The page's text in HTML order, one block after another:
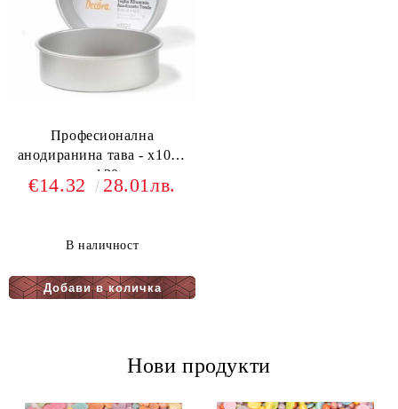
Професионална
анодиранина тава - х10см
- ф20
€14.32 28.01лв.
В наличност
Нови продукти